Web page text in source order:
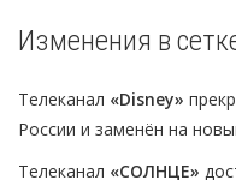
Изменения в
Телеканал «Disney»
России и заменён на
Телеканал «СОЛНЦЕ»